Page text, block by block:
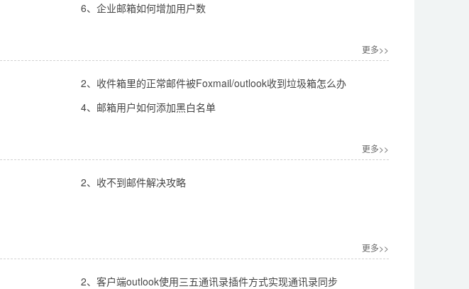
6、企业邮箱如何增加用户数
更多>>
2、收件箱里的正常邮件被Foxmail/outlook收到垃圾箱怎么办
4、邮箱用户如何添加黑白名单
更多>>
2、收不到邮件解决攻略
更多>>
2、客户端outlook使用三五通讯录插件方式实现通讯录同步